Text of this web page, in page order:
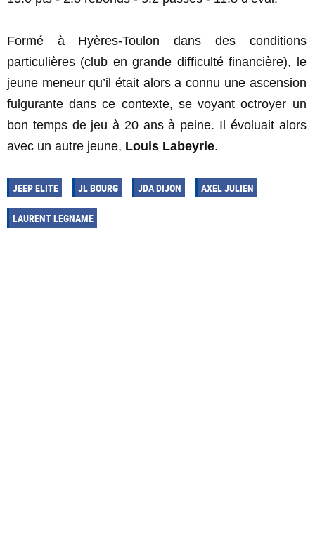
Formé à Hyères-Toulon dans des conditions
particulières (club en grande difficulté financière), le
jeune meneur qu’il était alors a connu une ascension
fulgurante dans ce contexte, se voyant octroyer un
bon temps de jeu à 20 ans à peine. Il évoluait alors
avec un autre jeune, Louis Labeyrie.
JEEP ELITE JL BOURG JDA DIJON AXEL JULIEN
LAURENT LEGNAME